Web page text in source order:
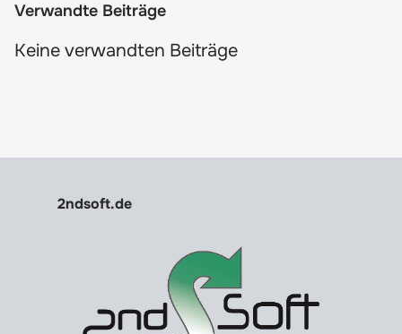
Verwandte Beiträge
Keine verwandten Beiträge
2ndsoft.de